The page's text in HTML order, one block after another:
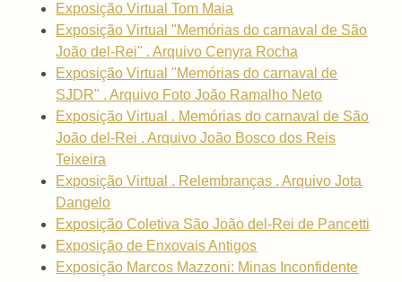
Exposição Virtual Tom Maia
Exposição Virtual "Memórias do carnaval de São
João del-Rei" . Arquivo Cenyra Rocha
Exposição Virtual "Memórias do carnaval de
SJDR" . Arquivo Foto João Ramalho Neto
Exposição Virtual . Memórias do carnaval de São
João del-Rei . Arquivo João Bosco dos Reis
Teixeira
Exposição Virtual . Relembranças . Arquivo Jota
Dangelo
Exposição Coletiva São João del-Rei de Pancetti
Exposição de Enxovais Antigos
Exposição Marcos Mazzoni: Minas Inconfidente